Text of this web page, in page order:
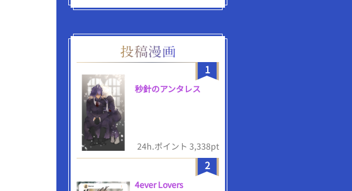
1
秒針のアンタレス
24h.ポイント 3,338pt
2
4ever Lovers